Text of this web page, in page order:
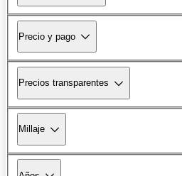
Precio y pago
Precios transparentes
Millaje